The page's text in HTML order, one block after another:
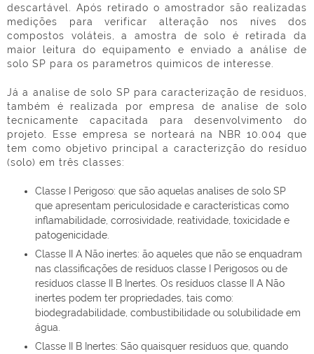
descartável. Após retirado o amostrador são realizadas
medições para verificar alteração nos níves dos
compostos voláteis, a amostra de solo é retirada da
maior leitura do equipamento e enviado a análise de
solo SP para os parametros quimicos de interesse.
Já a analise de solo SP para caracterização de residuos,
também é realizada por empresa de analise de solo
tecnicamente capacitada para desenvolvimento do
projeto. Esse empresa se norteará na NBR 10.004 que
tem como objetivo principal a caracterizção do resíduo
(solo) em três classes:
Classe I Perigoso: que são aquelas analises de solo SP
que apresentam periculosidade e características como
inflamabilidade, corrosividade, reatividade, toxicidade e
patogenicidade.
Classe II A Não inertes: ão aqueles que não se enquadram
nas classificações de resíduos classe I Perigosos ou de
resíduos classe II B Inertes. Os resíduos classe II A Não
inertes podem ter propriedades, tais como:
biodegradabilidade, combustibilidade ou solubilidade em
água.
Classe II B Inertes: São quaisquer resíduos que, quando